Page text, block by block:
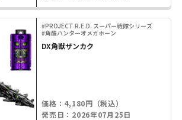
#PROJECT R.E.D. スーパー戦隊シリーズ
#角醒ハンターオメガホーン
DX角獣ザンカク
価格：4,180円（税込）
発売日：2026年07月25日